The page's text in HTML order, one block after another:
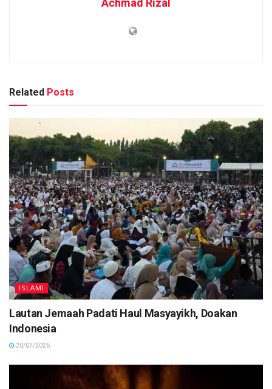
Related Posts
ISLAMI
Lautan Jemaah Padati Haul Masyayikh, Doakan
Indonesia
20/07/2026